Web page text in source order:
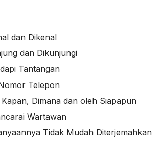
dan Dikenal
dan Dikunjungi
Tantangan
Telepon
Dimana dan oleh Siapapun
Wartawan
Tidak Mudah Diterjemahkan